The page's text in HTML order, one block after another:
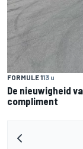
FORMULE 113 u
De nieuwigheid
compliment